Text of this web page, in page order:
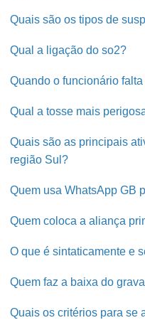
Quais são os tipos de
Qual a ligação do so2?
Quando o funcionário
Qual a tosse mais
Quais são as principais
região Sul?
Quem usa WhatsApp GB
Quem coloca a aliança
O que é sintaticamente e
Quem faz a baixa do
Quais os critérios para se